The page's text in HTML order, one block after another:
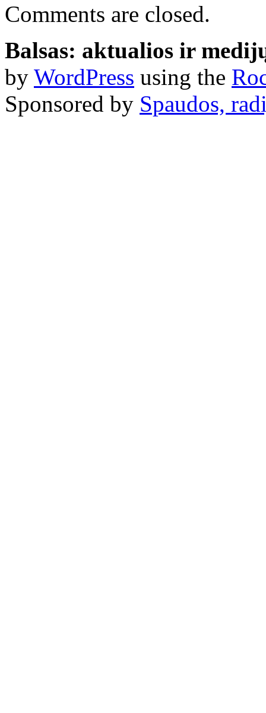
Comments are closed.
Balsas: aktualios ir
by WordPress using the
Sponsored by Spaudos,